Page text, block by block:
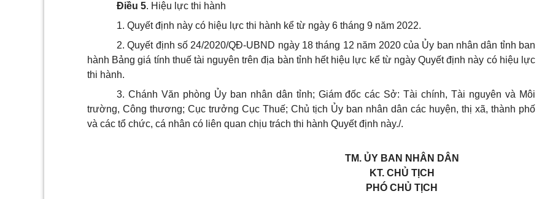
Điều 5. Hiệu lực thi hành
1. Quyết định này có hiệu lực thi hành kể từ ngày 6 tháng 9 năm 2022.
2. Quyết định số 24/2020/QĐ-UBND ngày 18 tháng 12 năm 2020 của Ủy ban nhân dân tỉnh ban
hành Bảng giá tính thuế tài nguyên trên địa bàn tỉnh hết hiệu lực kể từ ngày Quyết định này có hiệu lực
thi hành.
3. Chánh Văn phòng Ủy ban nhân dân tỉnh; Giám đốc các Sở: Tài chính, Tài nguyên và Môi
trường, Công thương; Cục trưởng Cục Thuế; Chủ tịch Ủy ban nhân dân các huyện, thị xã, thành phố
và các tổ chức, cá nhân có liên quan chịu trách thi hành Quyết định này./.
TM. ỦY BAN NHÂN DÂN
KT. CHỦ TỊCH
PHÓ CHỦ TỊCH